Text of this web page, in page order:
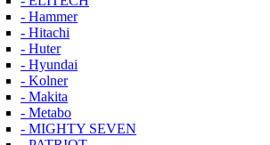
- Hammer
- Hitachi
- Huter
- Hyundai
- Kolner
- Makita
- Metabo
- MIGHTY SEVEN